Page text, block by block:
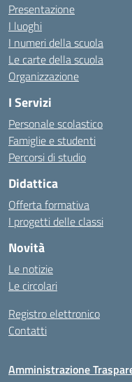
Presentazione
I luoghi
I numeri della scuola
Le carte della scuola
Organizzazione
I Servizi
Personale scolastico
Famiglie e studenti
Percorsi di studio
Didattica
Offerta formativa
I progetti delle classi
Novità
Le notizie
Le circolari
Registro elettronico
Contatti
Amministrazione